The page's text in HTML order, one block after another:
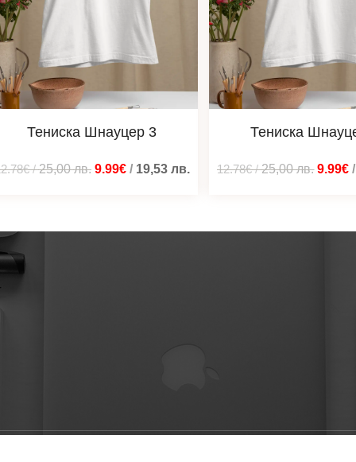
Тениска Шнауцер 3
/25,00лв. 9.99€/ 19,53 лв.
Тениска
12.78€/25,00лв. 9.99€ /